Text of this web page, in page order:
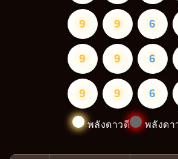
9 9 6
9 9 6
9 9 6
พลังดาวดี พลังดา